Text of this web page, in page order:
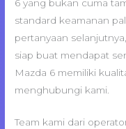
6 yang bukan cuma
standard keamanan
pertanyaan
siap buat mendapat
Mazda 6 memiliki
menghubungi kami.
Team kami dari